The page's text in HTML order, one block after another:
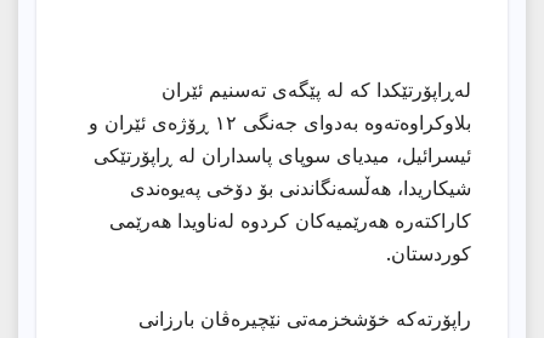
لەڕاپۆرتێکدا کە لە پێگەی تەسنیم ئێران
بلاوکراوەتەوە بەدوای جەنگی ١٢ ڕۆژەی ئێران و
ئیسرائیل، میدیای سوپای پاسداران لە ڕاپۆرتێکی
شیکاریدا، هەڵسەنگاندنی بۆ دۆخی پەیوەندی
کاراکتەرە هەرێمیەکان کردوە لەناویدا هەرێمی
کوردستان.
راپۆرتەکە خۆشخزمەتی نێچیرەڤان بارزانی